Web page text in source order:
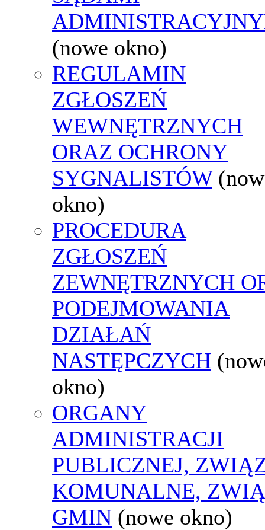
(nowe okno)
REGULAMIN
ZGŁOSZEŃ
WEWNĘTRZNYCH
ORAZ OCHRONY
SYGNALISTÓW
okno)
PROCEDURA
ZGŁOSZEŃ
ZEWNĘTRZNYCH
PODEJMOWANIA
DZIAŁAŃ
NASTĘPCZYCH
okno)
ORGANY
ADMINISTRACJI
PUBLICZNEJ,
KOMUNALNE,
GMIN (nowe okno)